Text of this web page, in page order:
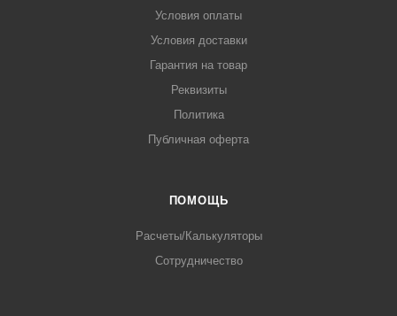
Условия оплаты
Условия доставки
Гарантия на товар
Реквизиты
Политика
Публичная оферта
ПОМОЩЬ
Расчеты/Калькуляторы
Сотрудничество